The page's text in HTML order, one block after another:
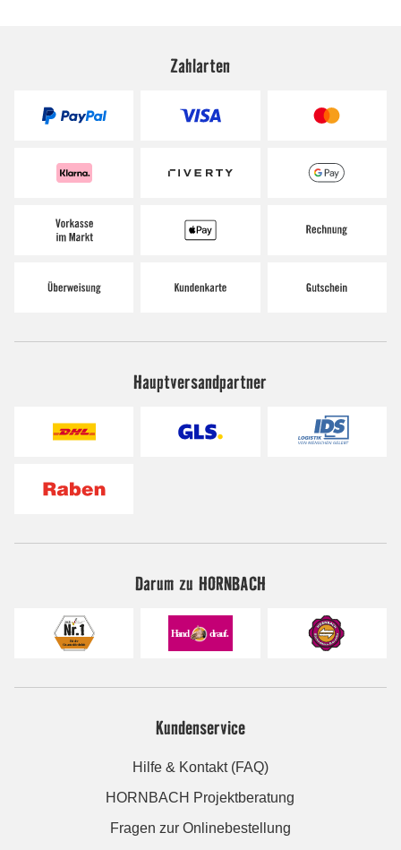
Zahlarten
Hauptversandpartner
Darum zu HORNBACH
Kundenservice
Hilfe & Kontakt (FAQ)
HORNBACH Projektberatung
Fragen zur Onlinebestellung